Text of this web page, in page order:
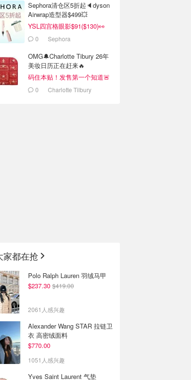
Sephora清仓区5折起🔈dyson
Airwrap造型器$499💥
YSL四宫格眼影$91($130)👀
0 Sephora
OMG🔔Charlotte Tibury 26年
美妆日历正在赶来🔥
码住本贴！发售第一个知道🚨
0 Charlotte Tilbury
家都在抢
Polo Ralph Lauren 羽绒马甲
$237.30 $419.00
2061人感兴趣
Alexander Wang STAR 拉链卫
衣 高密绒面料
$770.00
1051人感兴趣
Yves Saint Laurent 气垫